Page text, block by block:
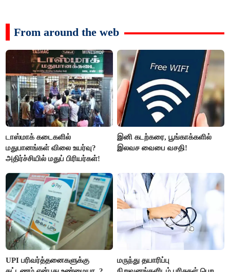
From around the web
டாஸ்மாக் கடைகளில்
மதுபானங்கள் விலை உயர்வு?
அதிர்ச்சியில் மதுப் பிரியர்கள்!
இனி கடற்கரை, பூங்காக்களில்
இலவச வைபை வசதி!
UPI பரிவர்த்தனைகளுக்கு
மருந்து தயாரிப்பு